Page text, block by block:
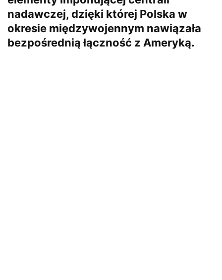
nadawczej, dzięki której Polska w
okresie międzywojennym nawiązała
bezpośrednią łączność z Ameryką.